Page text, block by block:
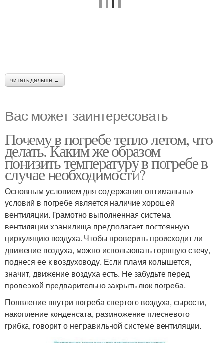
читать дальше →
Вас может заинтересовать
Почему в погребе тепло летом, что
делать. Каким же образом
понизить температуру в погребе в
случае необходимости?
Основным условием для содержания оптимальных
условий в погребе является наличие хорошей
вентиляции. Грамотно выполненная система
вентиляции хранилища предполагает постоянную
циркуляцию воздуха. Чтобы проверить происходит ли
движение воздуха, можно использовать горящую свечу,
поднеся ее к воздуховоду. Если пламя колышется,
значит, движение воздуха есть. Не забудьте перед
проверкой предварительно закрыть люк погреба.
Появление внутри погреба спертого воздуха, сырости,
накопление конденсата, размножение плесневого
грибка, говорит о неправильной системе вентиляции.